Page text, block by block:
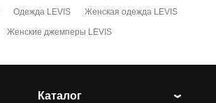
Одежда LEVIS Женская одежда LEVIS
Женские джемперы LEVIS
Каталог